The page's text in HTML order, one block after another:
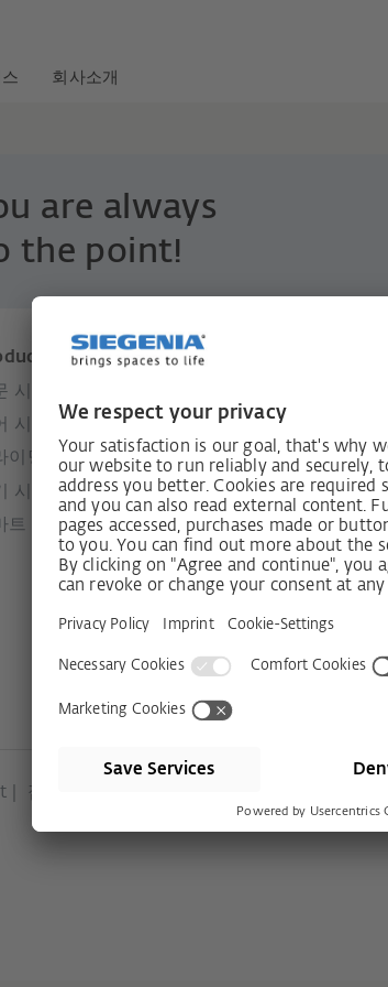
회사소개
are always
the point!
시스템
시스템
이딩 도어
시스템
트 시스템
접근성 선언문